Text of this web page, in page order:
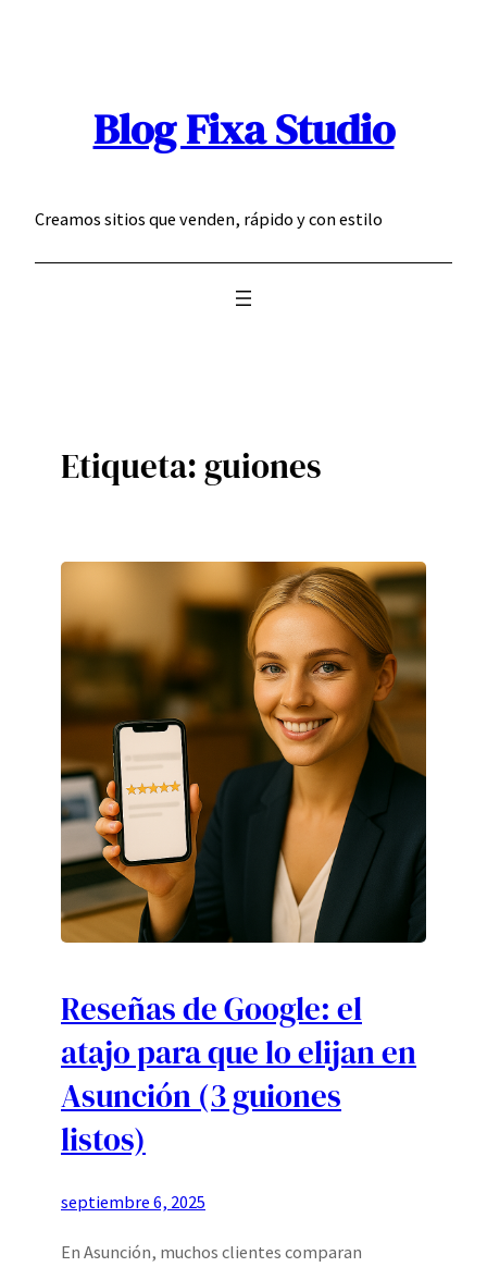
Blog Fixa Studio
Creamos sitios que venden, rápido y con estilo
Etiqueta: guiones
Reseñas de Google: el
atajo para que lo elijan en
Asunción (3 guiones
listos)
septiembre 6, 2025
En Asunción, muchos clientes comparan